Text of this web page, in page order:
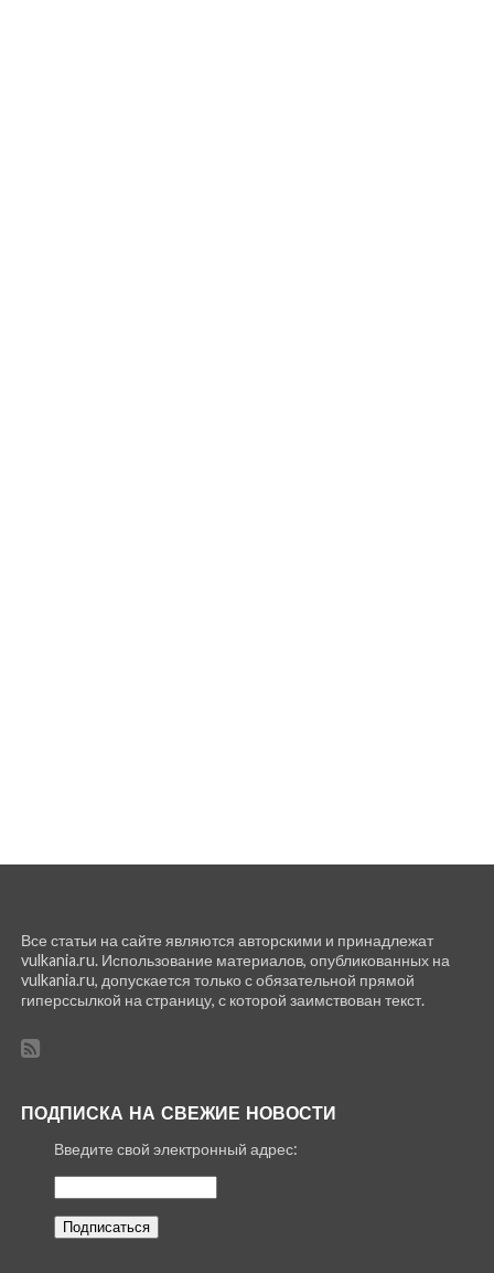
Все статьи на сайте являются авторскими и принадлежат
vulkania.ru. Использование материалов, опубликованных на
vulkania.ru, допускается только с обязательной прямой
гиперссылкой на страницу, с которой заимствован текст.
ПОДПИСКА НА СВЕЖИЕ НОВОСТИ
Введите свой электронный адрес: